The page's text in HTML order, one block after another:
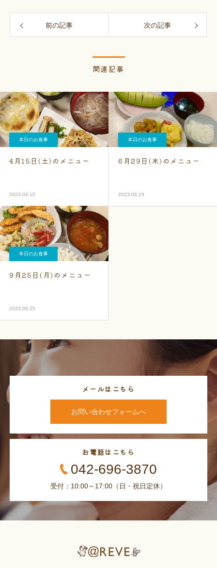
前の記事 次の記事
関連記事
本日のお食事
4月15日(土)のメニュー
2023.04.15
本日のお食事
6月29日(木)のメニュー
2023.06.29
本日のお食事
9月25日(月)のメニュー
2023.09.25
メールはこちら
お問い合わせフォームへ
お電話はこちら
042-696-3870
受付：10:00～17:00（日・祝日定休）